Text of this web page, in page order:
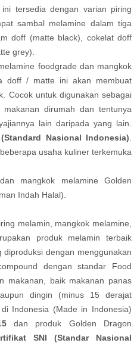
tersedia dengan varian piring
sambal melamine dalam tiga
doff (matte black), cokelat doff
grey).
foodgrade dan mangkok
doff / matte ini akan membuat
Cocok untuk digunakan sebagai
dirumah dan tentunya
lain daripada yang lain.
Nasional Indonesia)
usaha kuliner terkemuka
mangkok melamine Golden
Indah Halal).
melamin, mangkok melamine,
produk melamin terbaik
dengan menggunakan
dengan standar Food
makanan, baik makanan panas
dingin (minus 15 derajat
Indonesia (Made in Indonesia)
dan produk Golden Dragon
SNI (Standar Nasional